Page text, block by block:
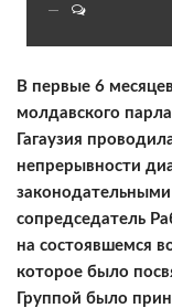
В первые 6
молдавского
Гагаузия
непрерывности
сопредседатель
на состоявшемся
которое было
Группой было